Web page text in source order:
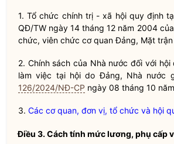
1. Tổ chức chính trị- xã hội quy định
QĐ/TW ngày 14 tháng 12 năm 2004
chức, viên chức cơ quan Đảng, Mặt
2. Chính sách của Nhà nước đối với hội
làm việc tại hội do Đảng, Nhà nước
126/2024/NĐ-CP ngày 08 tháng 10
3. Các cơ quan, đơn vị, tổ chức và hội
Điều 3. Cách tính mức lương, phụ cấp